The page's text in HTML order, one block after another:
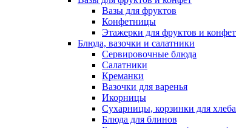
Вазы для фруктов
Конфетницы
Этажерки для фруктов и конфет
Блюда, вазочки и салатники
Сервировочные блюда
Салатники
Креманки
Вазочки для варенья
Икорницы
Сухарницы, корзинки для хлеба
Блюда для блинов